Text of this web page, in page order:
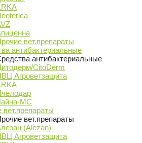
вет.препараты
антибактериальные
антибактериальные
CitoDerm
Агроветзащита
МС
вет.препараты
вет.препараты
(Alezan)
Агроветзащита